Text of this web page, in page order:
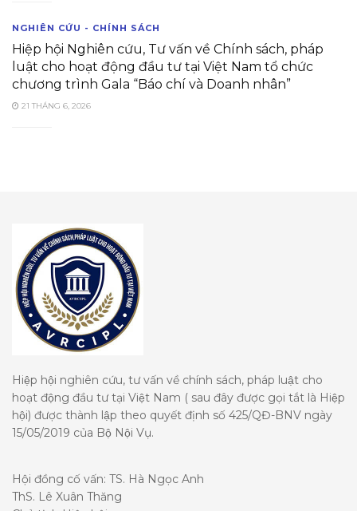
NGHIÊN CỨU - CHÍNH SÁCH
Hiệp hội Nghiên cứu, Tư vấn về Chính sách, pháp
luật cho hoạt động đầu tư tại Việt Nam tổ chức
chương trình Gala “Báo chí và Doanh nhân”
21 THÁNG 6, 2026
Hiệp hội nghiên cứu, tư vấn về chính sách, pháp luật cho
hoạt động đầu tư tại Việt Nam ( sau đây được gọi tắt là Hiệp
hội) được thành lập theo quyết định số 425/QĐ-BNV ngày
15/05/2019 của Bộ Nội Vụ.
Hội đồng cố vấn: TS. Hà Ngọc Anh
ThS. Lê Xuân Thăng